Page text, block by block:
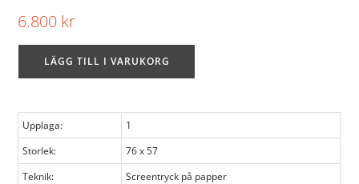
6.800 kr
LÄGG TILL I VARUKORG
Upplaga:
1
Storlek:
76 x 57
Teknik:
Screentryck på papper